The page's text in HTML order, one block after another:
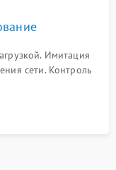
Имитация
сети. Контроль
режима и
сигнала.